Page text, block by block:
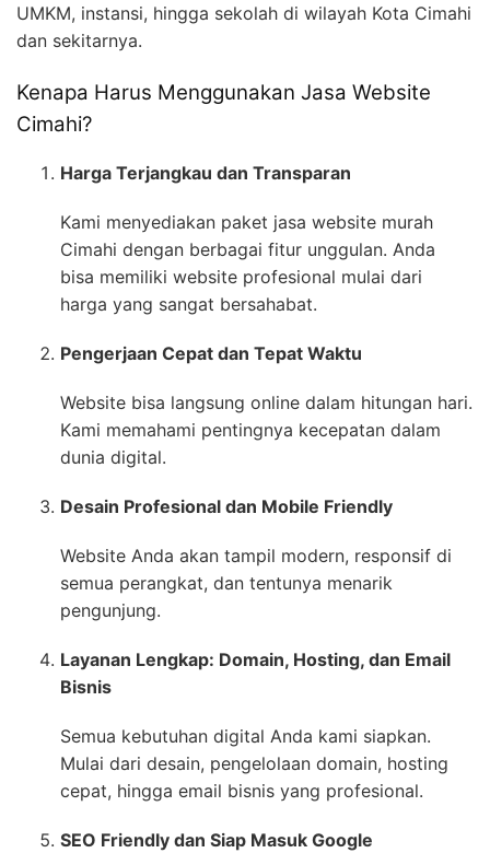
UMKM, instansi, hingga sekolah di wilayah Kota Cimahi
dan sekitarnya.
Kenapa Harus Menggunakan Jasa Website
Cimahi?
Harga Terjangkau dan Transparan
Kami menyediakan paket jasa website murah
Cimahi dengan berbagai fitur unggulan. Anda
bisa memiliki website profesional mulai dari
harga yang sangat bersahabat.
Pengerjaan Cepat dan Tepat Waktu
Website bisa langsung online dalam hitungan hari.
Kami memahami pentingnya kecepatan dalam
dunia digital.
Desain Profesional dan Mobile Friendly
Website Anda akan tampil modern, responsif di
semua perangkat, dan tentunya menarik
pengunjung.
Layanan Lengkap: Domain, Hosting, dan Email
Bisnis
Semua kebutuhan digital Anda kami siapkan.
Mulai dari desain, pengelolaan domain, hosting
cepat, hingga email bisnis yang profesional.
SEO Friendly dan Siap Masuk Google